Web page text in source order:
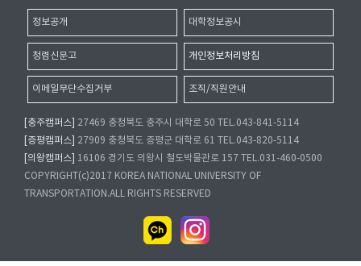
정보공개 대학정보공시
청렴신문고 개인정보처리방침
이메일무단수집거부 조직/직원안내
[충주캠퍼스]
27469 충청북도 충주시 대학로 50 TEL.043-841-5114
[증평캠퍼스]
27909 충청북도 증평군 대학로 61 TEL.043-820-5114
[의왕캠퍼스]
16106 경기도 의왕시 철도박물관로 157 TEL.031-460-0500
COPYRIGHT(c)2017 KOREA NATIONAL UNIVERSITY OF
TRANSPORTATION.ALL RIGHTS RESERVED